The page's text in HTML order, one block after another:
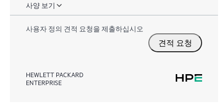
사양 보기
사용자 정의 견적 요청을 제출하십시오
견적 요청
HEWLETT PACKARD
ENTERPRISE